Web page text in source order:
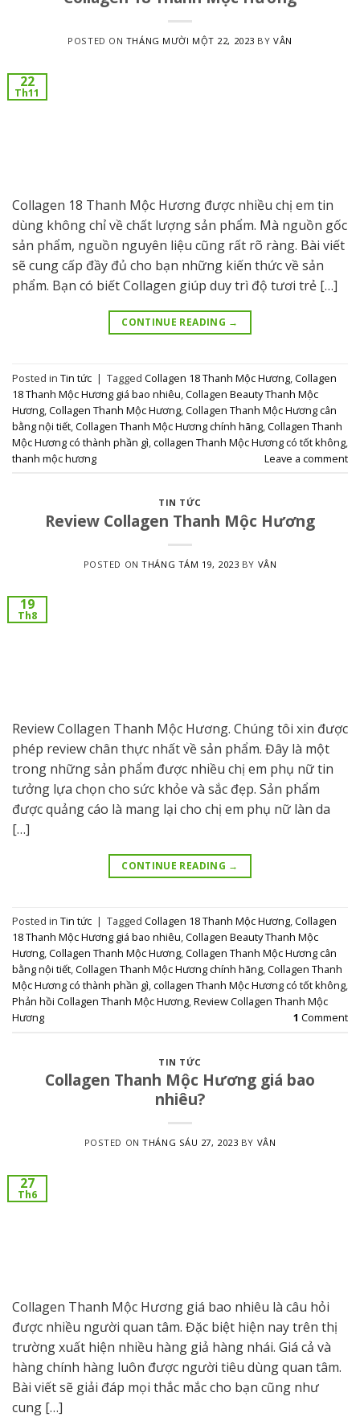
POSTED ON THÁNG MƯỜI MỘT 22, 2023 BYVÂN
22
Th11
Collagen 18 Thanh Mộc Hương được nhiều chị em tin
dùng không chỉ về chất lượng sản phẩm. Mà nguồn gốc
sản phẩm, nguồn nguyên liệu cũng rất rõ ràng. Bài viết
sẽ cung cấp đầy đủ cho bạn những kiến thức về sản
phẩm. Bạn có biết Collagen giúp duy trì độ tươi trẻ […]
CONTINUE READING →
Posted in Tin tức | Tagged Collagen 18 Thanh Mộc Hương Collagen
18 Thanh Mộc Hương giá bao nhiêu Collagen Beauty Thanh Mộc
Hương Collagen Thanh Mộc Hương Collagen Thanh Mộc Hương cân
bằng nội tiết Collagen Thanh Mộc Hương chính hãng Collagen Thanh
Mộc Hương có thành phần gì collagen Thanh Mộc Hương có tốt không
thanh mộc hương
Leave a comment
TIN TỨC
Review Collagen Thanh Mộc Hương
POSTED ONTHÁNG TÁM 19, 2023 BY VÂN
19
Th8
Review Collagen Thanh Mộc Hương. Chúng tôi xin được
phép review chân thực nhất về sản phẩm. Đây là một
trong những sản phẩm được nhiều chị em phụ nữ tin
tưởng lựa chọn cho sức khỏe và sắc đẹp. Sản phẩm
được quảng cáo là mang lại cho chị em phụ nữ làn da
[…]
CONTINUE READING →
Posted in Tin tức | Tagged Collagen 18 Thanh Mộc Hương,Collagen
18 Thanh Mộc Hương giá bao nhiêu,Collagen Beauty Thanh Mộc
Hương,Collagen Thanh Mộc Hương,Collagen Thanh Mộc Hương cân
bằng nội tiết,Collagen Thanh Mộc Hương chính hãng,Collagen Thanh
Mộc Hương có thành phần gì,collagen Thanh Mộc Hương có tốt không,
Phản hồi Collagen Thanh Mộc Hương,Review Collagen Thanh Mộc
Hương
1 Comment
TIN TỨC
Collagen Thanh Mộc Hương giá bao
nhiêu?
POSTED ONTHÁNG SÁU 27, 2023 BY VÂN
27
Th6
Collagen Thanh Mộc Hương giá bao nhiêu là câu hỏi
được nhiều người quan tâm. Đặc biệt hiện nay trên thị
trường xuất hiện nhiều hàng giả hàng nhái. Giá cả và
hàng chính hàng luôn được người tiêu dùng quan tâm.
Bài viết sẽ giải đáp mọi thắc mắc cho bạn cũng như
cung […]